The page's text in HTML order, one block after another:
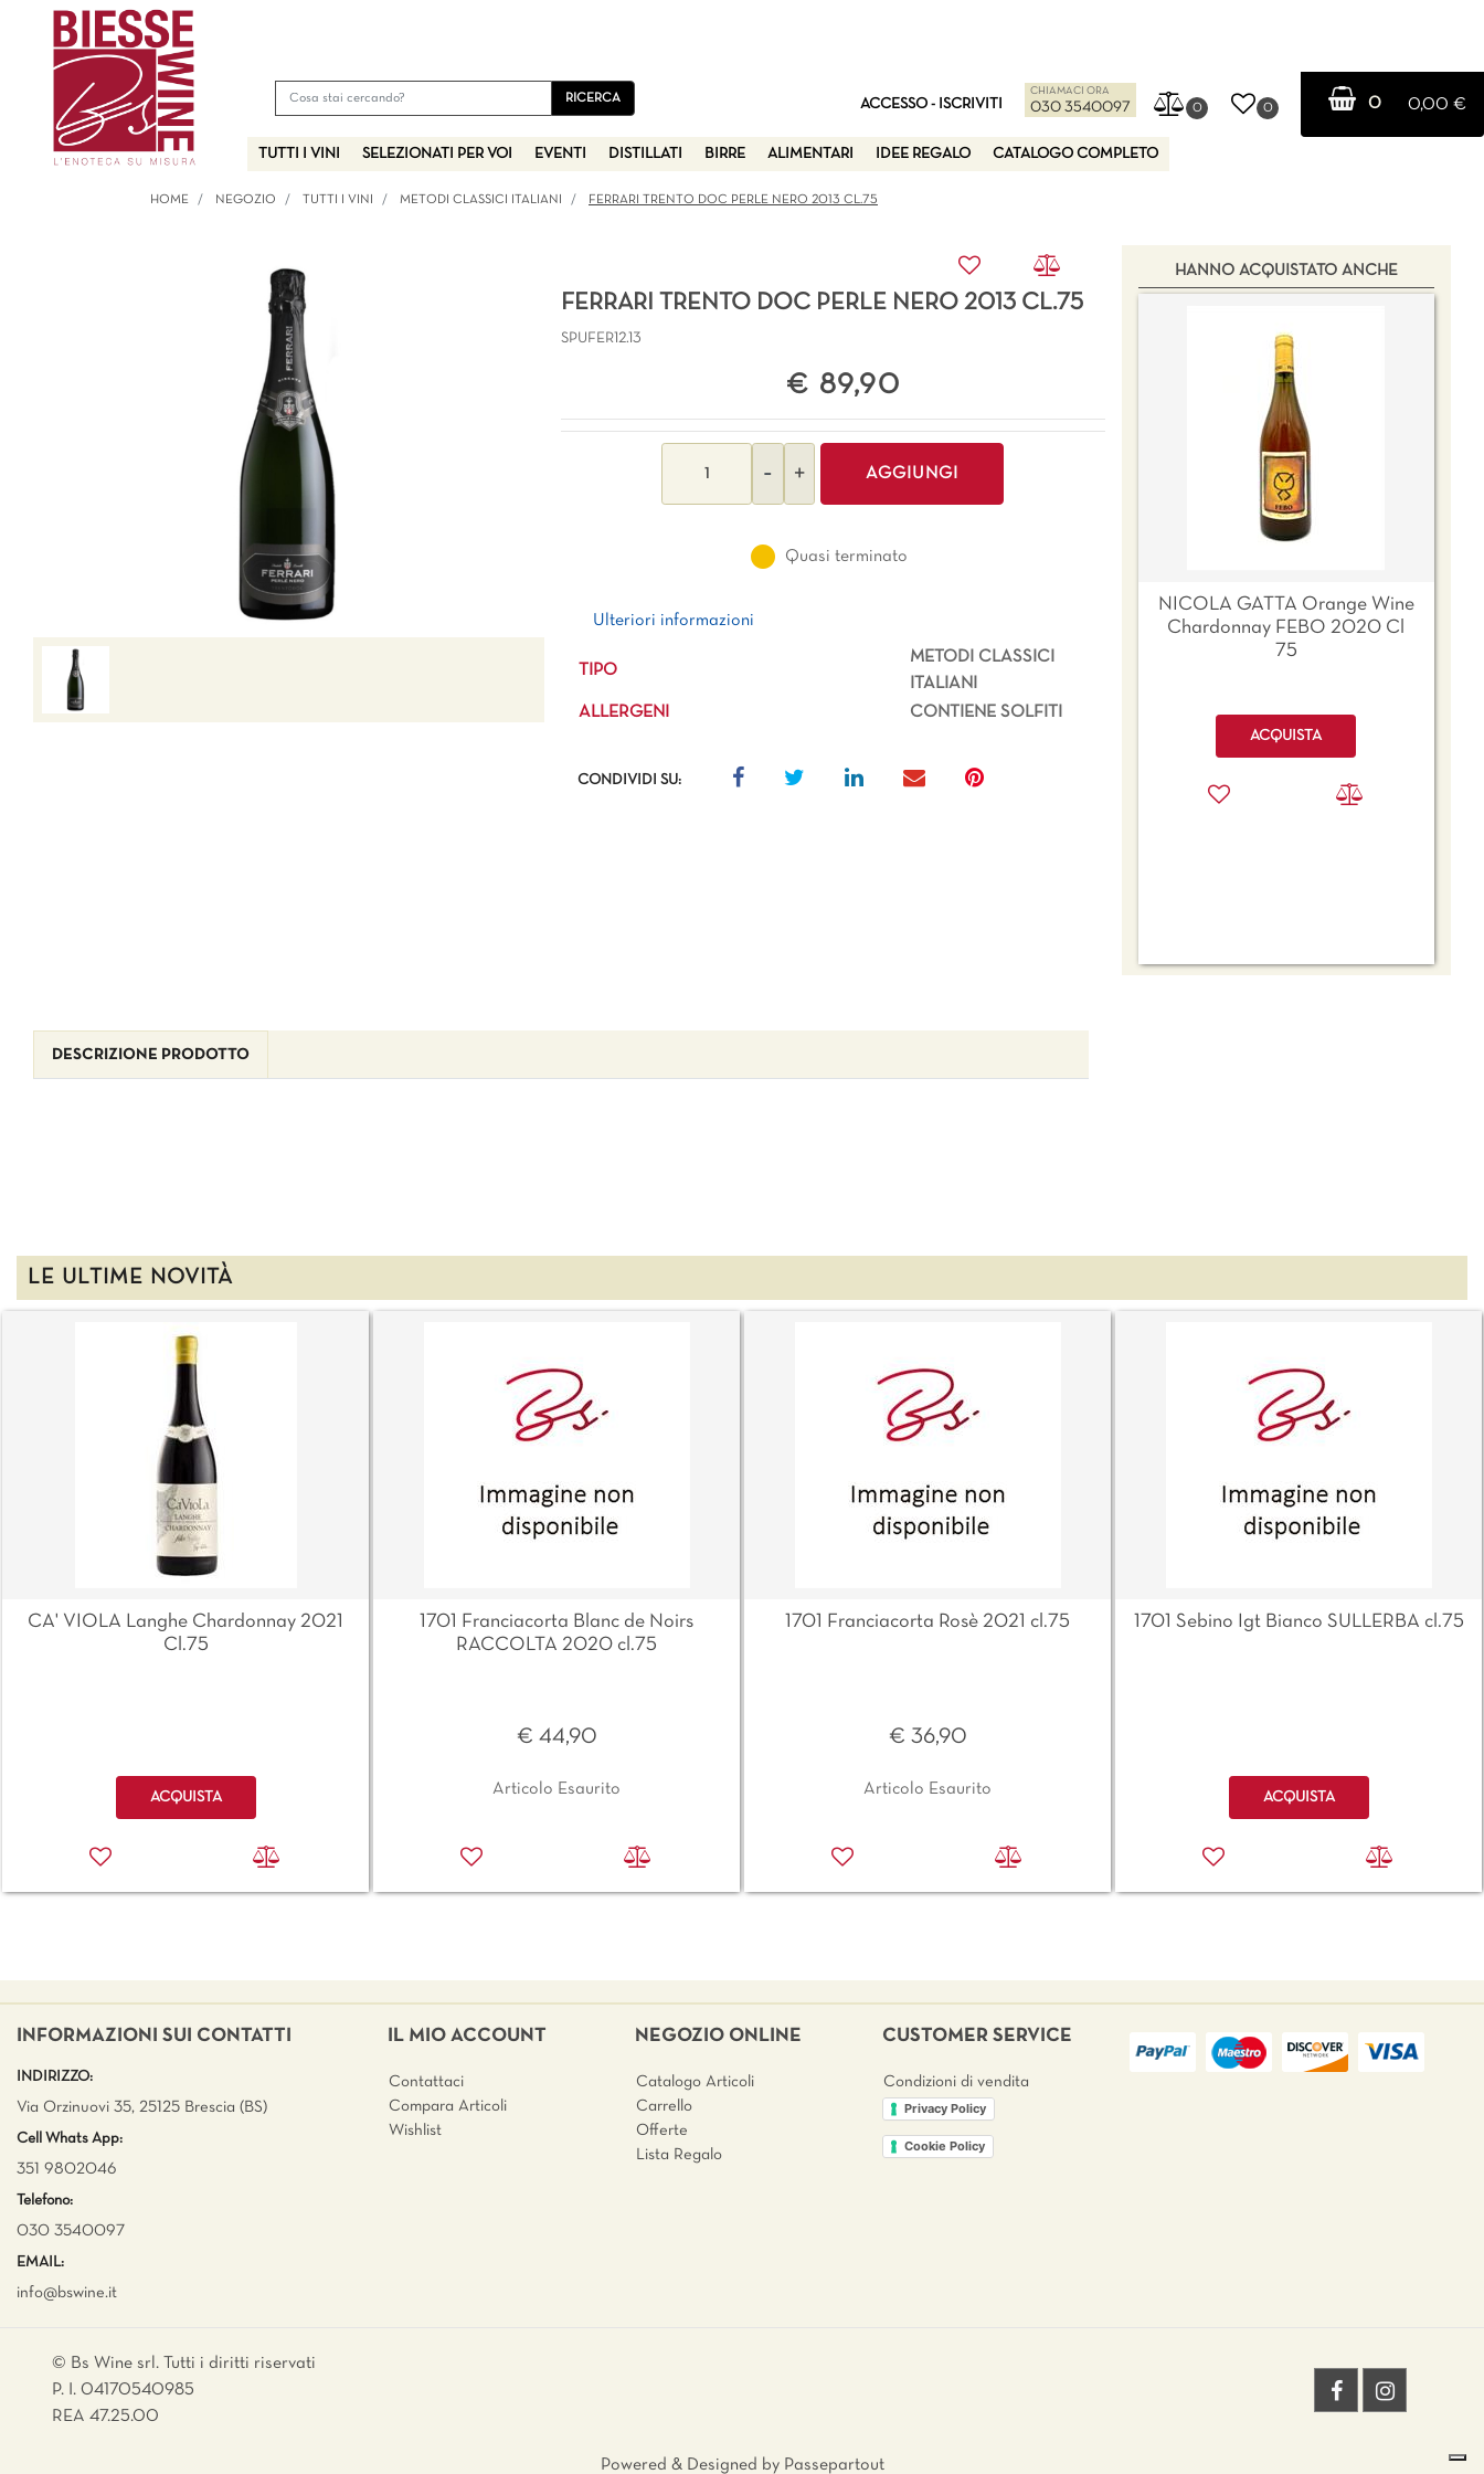
ACCESSO - ISCRIVITI
CHIAMACI ORA
030 3540097 0 0 0 0,00 €
TUTTI I VINI SELEZIONATI PER VOI EVENTI DISTILLATI BIRRE ALIMENTARI IDEE REGALO CATALOGO COMPLETO
HOME NEGOZIO TUTTI I VINI METODI CLASSICI ITALIANI FERRARI TRENTO DOC PERLE NERO 2013 CL.75
FERRARI TRENTO DOC PERLE NERO 2013 CL.75
SPUFER12.13
€ 89,90
AGGIUNGI
Quasi terminato
Ulteriori informazioni
Ulteriori informazioni
TIPO
METODI CLASSICI
ITALIANI
ALLERGENI
CONTIENE SOLFITI
CONDIVIDI SU:
HANNO ACQUISTATO ANCHE
NICOLA GATTA Orange Wine
Chardonnay FEBO 2020 Cl
75
Quantità
ACQUISTA
DESCRIZIONE PRODOTTO
LE ULTIME NOVITÀ
CA' VIOLA Langhe Chardonnay 2021
Cl.75
Quantità
ACQUISTA
1701 Franciacorta Blanc de Noirs
RACCOLTA 2020 cl.75
€ 44,90
Articolo Esaurito
1701 Franciacorta Rosè 2021 cl.75
€ 36,90
Articolo Esaurito
1701 Sebino Igt Bianco SULLERBA cl.75
Quantità
ACQUISTA
INFORMAZIONI SUI CONTATTI
INDIRIZZO:
Via Orzinuovi 35, 25125 Brescia (BS)
Cell Whats App:
351 9802046
Telefono:
030 3540097
EMAIL:
info@bswine.it
IL MIO ACCOUNT
Contattaci
Compara Articoli
Wishlist
NEGOZIO ONLINE
Catalogo Articoli
Carrello
Offerte
Lista Regalo
CUSTOMER SERVICE
Condizioni di vendita
Privacy Policy
Cookie Policy
© Bs Wine srl. Tutti i diritti riservati
P. I. 04170540985
REA 47.25.00
Powered & Designed by Passepartout